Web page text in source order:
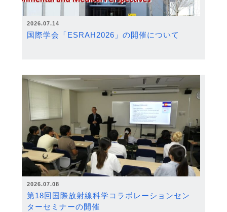
2026.07.14
国際学会「ESRAH2026」の開催について
2026.07.08
第18回国際放射線科学コラボレーションセン
ターセミナーの開催